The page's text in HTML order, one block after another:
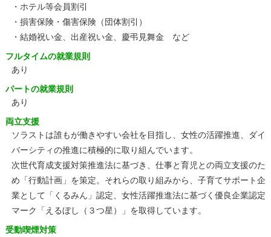
・ホテル等会員割引
・損害保険・傷害保険（団体割引）
・結婚祝い金、出産祝い金、慶弔見舞金 など
フルタイムの就業規則
あり
パートの就業規則
あり
両立支援
ソラストは誰もが働きやすい会社を目指し、女性の活躍推進、ダイ
バーシティの推進に積極的に取り組んでいます。
次世代育成支援対策推進法に基づき、仕事と育児との両立支援のた
め「行動計画」を策定。それらの取り組みから、子育てサポート企
業として「くるみん」認定、女性活躍推進法に基づく優良企業認定
マーク「えるぼし（３つ星）」を取得しています。
受動喫煙対策